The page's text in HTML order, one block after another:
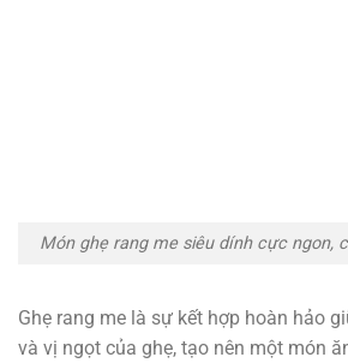
Món ghẹ rang me siêu dính cực ngon,
Ghẹ rang me là sự kết hợp hoàn hảo
và vị ngọt của ghẹ, tạo nên một món